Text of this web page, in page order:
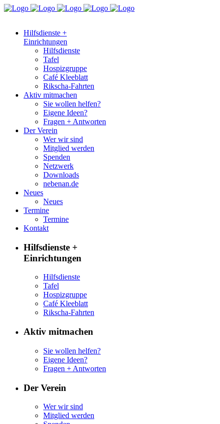
Hilfsdienste +
Einrichtungen
Hilfsdienste
Tafel
Hospizgruppe
Café Kleeblatt
Rikscha-Fahrten
Aktiv mitmachen
Sie wollen helfen?
Eigene Ideen?
Fragen + Antworten
Der Verein
Wer wir sind
Mitglied werden
Spenden
Netzwerk
Downloads
nebenan.de
Neues
Neues
Termine
Termine
Kontakt
Hilfsdienste +
Einrichtungen
Hilfsdienste
Tafel
Hospizgruppe
Café Kleeblatt
Rikscha-Fahrten
Aktiv mitmachen
Sie wollen helfen?
Eigene Ideen?
Fragen + Antworten
Der Verein
Wer wir sind
Mitglied werden